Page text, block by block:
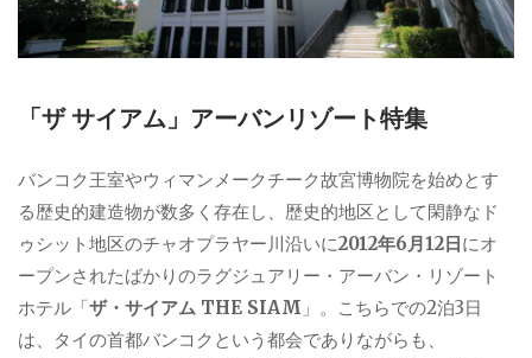
「ザ サイアム」アーバンリゾート特集
バンコク王室やウィマンメークチーク故宮博物院を始めとす
る歴史的建造物が数多く存在し、歴史的地区として閑静なド
ゥシット地区のチャオプラヤー川沿いに2012年6月12日にオ
ープンされたばかりのラグジュアリー・アーバン・リゾート
ホテル「ザ・サイアム THE SIAM 」。こちらでの2泊3日
は、タイの首都バンコクという都会でありながらも、